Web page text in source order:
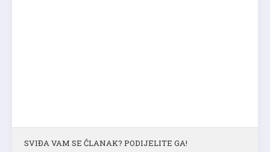
SVIĐA VAM SE ČLANAK? PODIJELITE GA!